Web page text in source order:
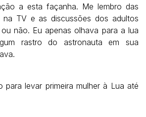
a esta façanha. Me lembro das
na TV e as discussões dos adultos
não. Eu apenas olhava para a lua
rastro do astronauta em sua